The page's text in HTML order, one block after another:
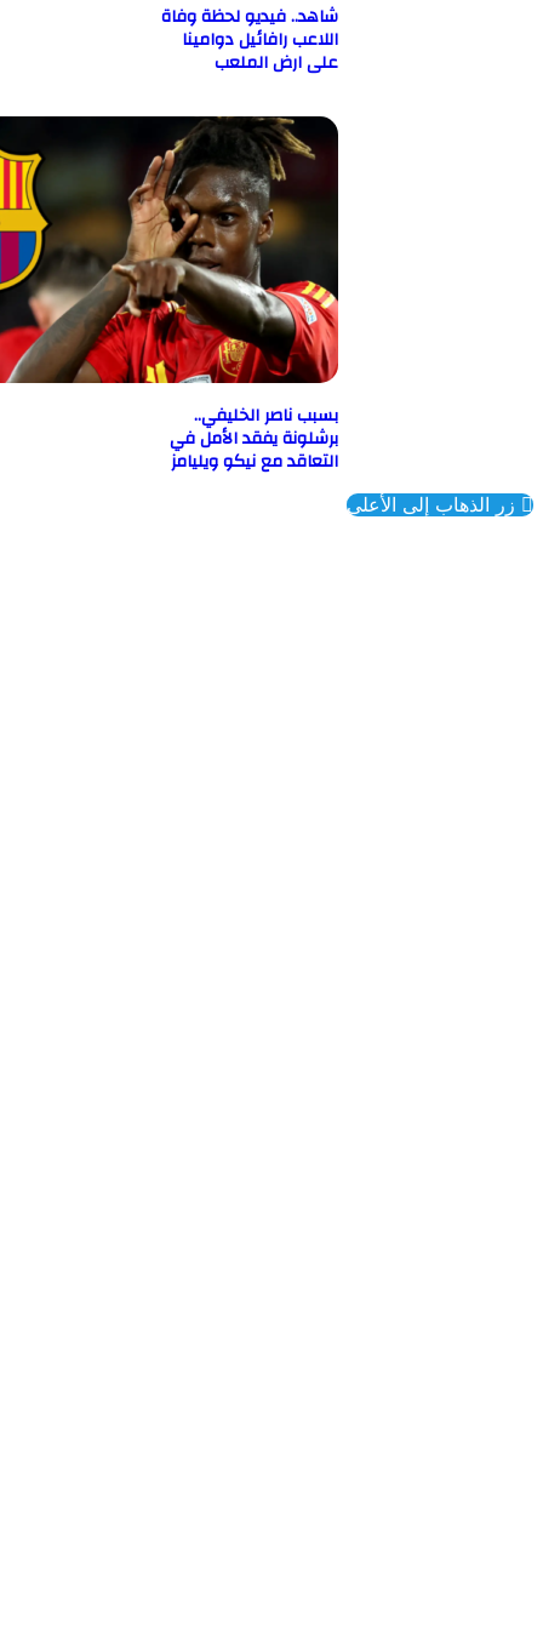
شاهد.. فيديو لحظة وفاة
اللاعب رافائيل دوامينا
على ارض الملعب
بسبب ناصر الخليفي..
برشلونة يفقد الأمل في
التعاقد مع نيكو ويليامز
إلى الأعلى